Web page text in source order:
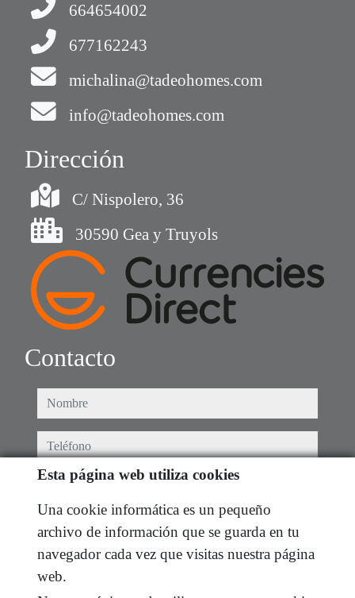
664654002
677162243
michalina@tadeohomes.com
info@tadeohomes.com
Dirección
C/ Nispolero, 36
30590 Gea y Truyols
Contacto
nombre
teléfono
e-mail
He leído y acepto las condiciones de uso y
política
mensaje
Esta página web utiliza cookies
Una cookie informática es un pequeño
archivo de información que se guarda en tu
navegador cada vez que visitas nuestra página
web.